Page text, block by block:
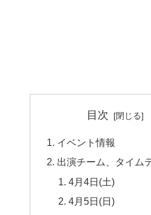
目次
イベント情報
出演チーム、タイム
4月4日(土)
4月5日(日)